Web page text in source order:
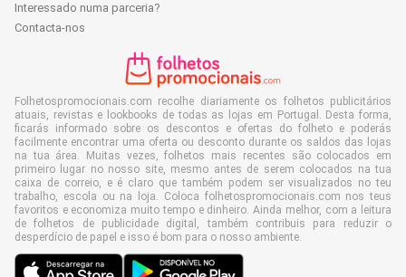
Interessado numa parceria?
Contacta-nos
Folhetospromocionais.com recolhe diariamente os folhetos publicitários
atuais, revistas e lookbooks de todas as lojas em Portugal. Desta forma,
ficarás informado sobre os descontos e ofertas do folheto e poderás
facilmente encontrar uma oferta ou desconto durante os saldos das lojas
na tua área. Muitas vezes, folhetos mais recentes são colocados em
primeiro lugar no nosso site, mesmo antes de serem colocados na tua
caixa de correio, e é claro que também podem ser visualizados no teu
trabalho, escola ou na loja. Coloca folhetospromocionais.com nos teus
favoritos e economiza muito tempo e dinheiro. Ainda melhor, com a leitura
de folhetos de publicidade digital, também contribuis para reduzir o
desperdício de papel e isso é bom para o nosso ambiente.